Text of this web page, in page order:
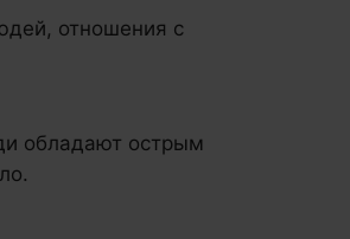
отношения с
обладают острым